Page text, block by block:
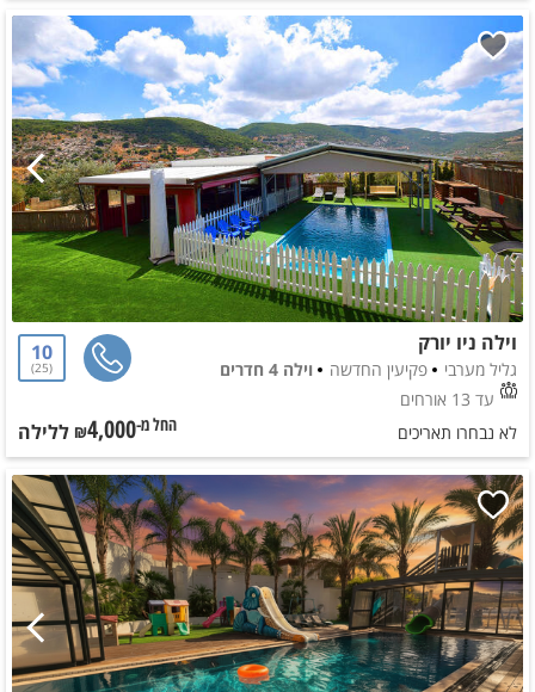
וילה ניו יורק
גליל מערבי פקיעין החדשה
וילה 4 חדרים
עד 13 אורחים
10
25
לא נבחרו תאריכים החל מ-₪4,000 ללילה